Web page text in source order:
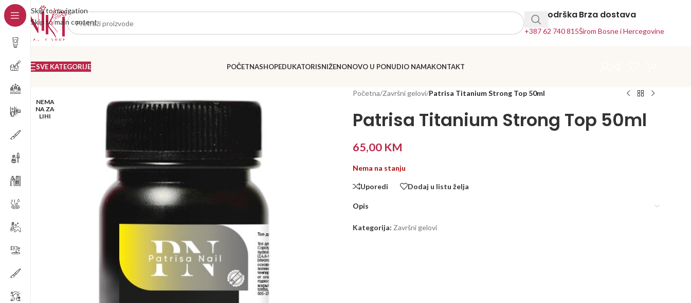
Skip to navigation
Skip to main content
24h Podrška
+387 62 740 815
Brza dostava
Širom Bosne i Hercegovine
SVE KATEGORIJE POČETNASHOPEDUKATORISNIŽENONOVO U PONUDIO NAMAKONTAKT
NEMA
NA ZA
LIHI
Početna/Završni gelovi/Patrisa Titanium Strong Top 50ml
Patrisa Titanium Strong Top 50ml
65,00 KM
Nema na stanju
Uporedi Dodaj u listu želja
Opis
Kategorija: Završni gelovi